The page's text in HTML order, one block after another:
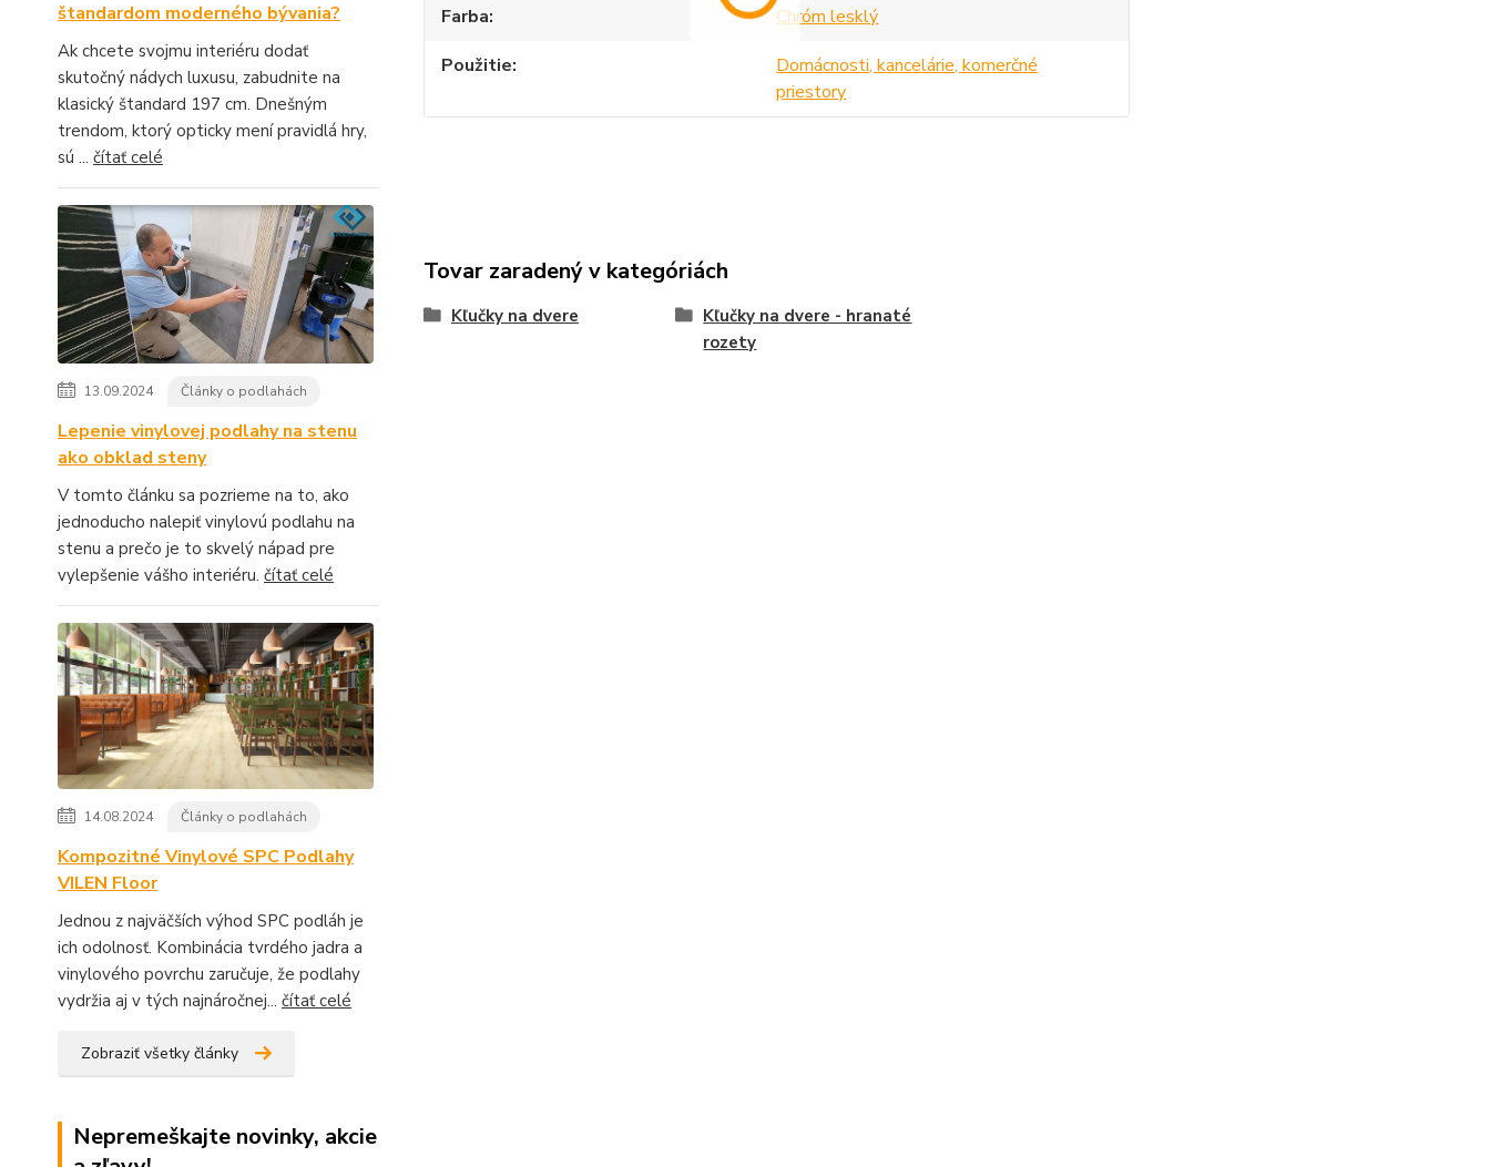
štandardom moderného bývania?
Ak chcete svojmu interiéru dodať
skutočný nádych luxusu, zabudnite na
klasický štandard 197 cm. Dnešným
trendom, ktorý opticky mení pravidlá hry,
sú ... čítať celé
13.09.2024 Články o podlahách
Lepenie vinylovej podlahy na stenu
ako obklad steny
V tomto článku sa pozrieme na to, ako
jednoducho nalepiť vinylovú podlahu na
stenu a prečo je to skvelý nápad pre
vylepšenie vášho interiéru. čítať celé
14.08.2024 Články o podlahách
Kompozitné Vinylové SPC Podlahy
VILEN Floor
Jednou z najväčších výhod SPC podláh je
ich odolnosť. Kombinácia tvrdého jadra a
vinylového povrchu zaručuje, že podlahy
vydržia aj v tých najnáročnej... čítať celé
Zobraziť všetky články
Nepremeškajte novinky, akcie
Farba
Chróm lesklý
Použitie
Domácnosti, kancelárie, komerčné
priestory
Tovar zaradený v kategóriách
Kľučky na dvere
Kľučky na dvere - hranaté
rozety